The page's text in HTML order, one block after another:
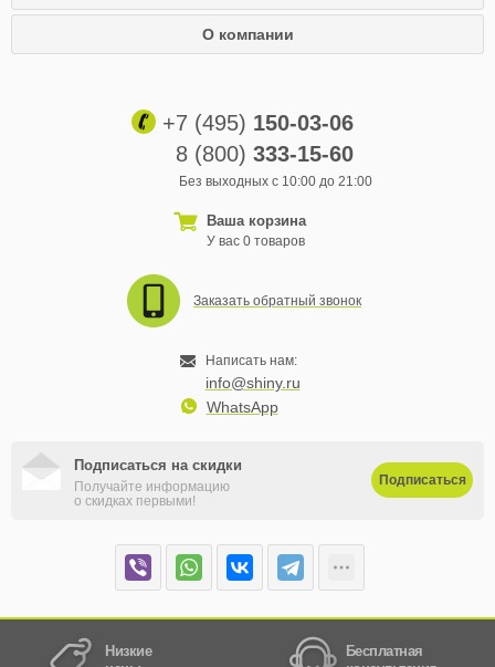
О компании
+7 (495) 150-03-06
8 (800) 333-15-60
Без выходных с 10:00 до 21:00
Ваша корзина
У вас 0 товаров
Заказать обратный звонок
Написать нам:
info@shiny.ru
WhatsApp
Подписаться на скидки
Получайте информацию
о скидках первыми!
Подписаться
Низкие
Бесплатная